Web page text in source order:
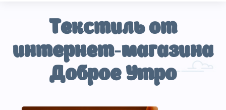
Текстиль от
интернет-магазина
Доброе Утро